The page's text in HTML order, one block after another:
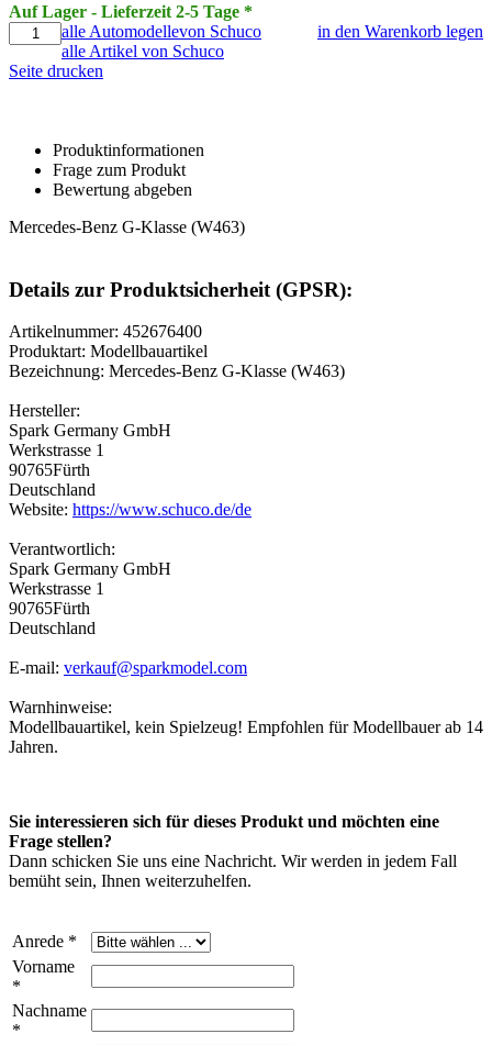
Auf Lager - Lieferzeit 2-5 Tage *
in den Warenkorb legen
alle Automodellevon Schuco
alle Artikel von Schuco
Seite drucken
Produktinformationen
Frage zum Produkt
Bewertung abgeben
Mercedes-Benz G-Klasse (W463)
Details zur Produktsicherheit (GPSR):
Artikelnummer: 452676400
Produktart: Modellbauartikel
Bezeichnung: Mercedes-Benz G-Klasse (W463)
Hersteller:
Spark Germany GmbH
Werkstrasse 1
90765Fürth
Deutschland
Website: https://www.schuco.de/de
Verantwortlich:
Spark Germany GmbH
Werkstrasse 1
90765Fürth
Deutschland
E-mail: verkauf@sparkmodel.com
Warnhinweise:
Modellbauartikel, kein Spielzeug! Empfohlen für Modellbauer ab 14
Jahren.
Sie interessieren sich für dieses Produkt und möchten eine
Frage stellen?
Dann schicken Sie uns eine Nachricht. Wir werden in jedem Fall
bemüht sein, Ihnen weiterzuhelfen.
Anrede *
Vorname
*
Nachname
*